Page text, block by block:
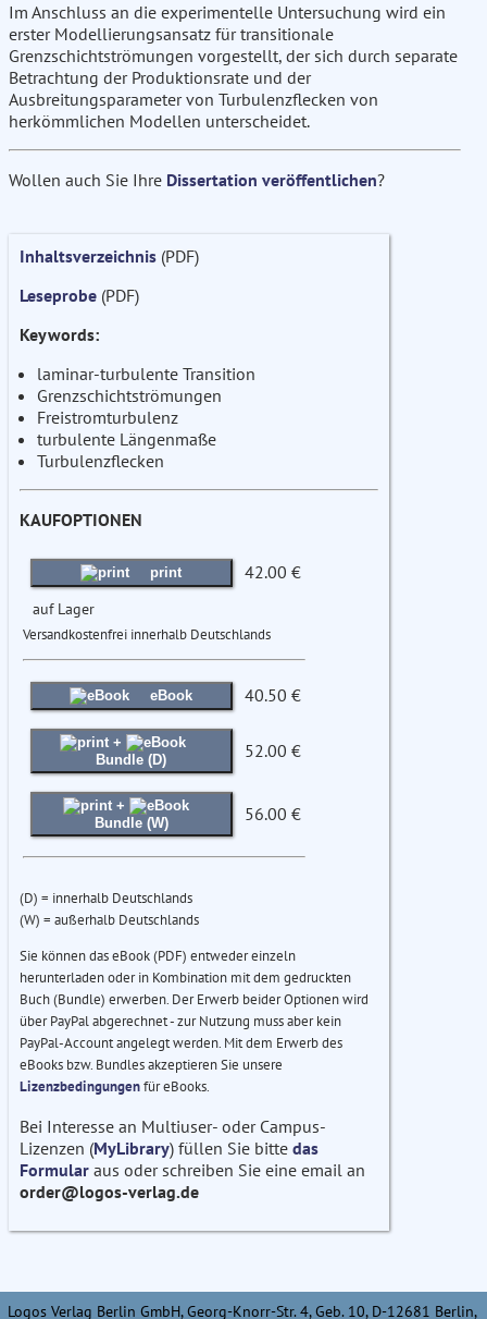
Im Anschluss an die experimentelle Untersuchung wird ein
erster Modellierungsansatz für transitionale
Grenzschichtströmungen vorgestellt, der sich durch separate
Betrachtung der Produktionsrate und der
Ausbreitungsparameter von Turbulenzflecken von
herkömmlichen Modellen unterscheidet.
Wollen auch Sie Ihre Dissertation veröffentlichen?
Inhaltsverzeichnis (PDF)
Leseprobe (PDF)
Keywords:
laminar-turbulente Transition
Grenzschichtströmungen
Freistromturbulenz
turbulente Längenmaße
Turbulenzflecken
KAUFOPTIONEN
print 42.00 €
auf Lager
Versandkostenfrei innerhalb Deutschlands
eBook 40.50 €
+
Bundle (D)
52.00 €
+
Bundle (W)
56.00 €
(D) = innerhalb Deutschlands
(W) = außerhalb Deutschlands
Sie können das eBook (PDF) entweder einzeln
herunterladen oder in Kombination mit dem gedruckten
Buch (Bundle) erwerben. Der Erwerb beider Optionen wird
über PayPal abgerechnet - zur Nutzung muss aber kein
PayPal-Account angelegt werden. Mit dem Erwerb des
eBooks bzw. Bundles akzeptieren Sie unsere
Lizenzbedingungenfür eBooks.
Bei Interesse an Multiuser- oder Campus-
Lizenzen (MyLibrary) füllen Sie bitte das
Formular aus oder schreiben Sie eine email an
order@logos-verlag.de
Logos Verlag Berlin GmbH, Georg-Knorr-Str. 4, Geb. 10, D-12681 Berlin,